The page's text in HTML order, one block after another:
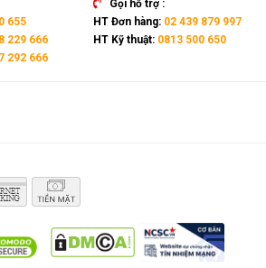
Điều hòa di động là gì?
655
229 666
292 666
Gọi hỗ trợ :
HT Đơn hàng: 02 439 879 997
HT Kỹ thuật: 0813 500 650